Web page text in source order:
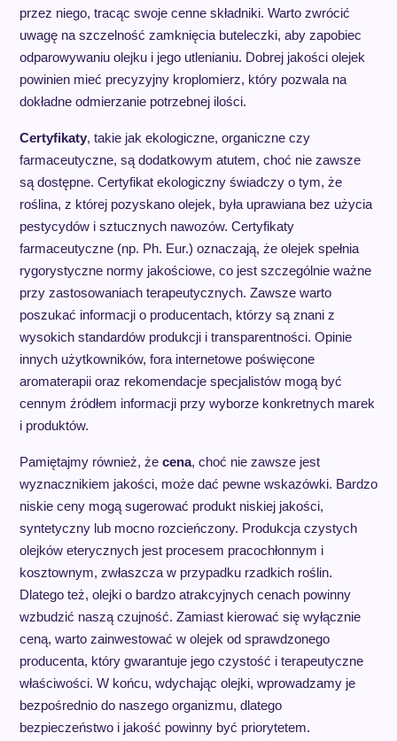
przez niego, tracąc swoje cenne składniki. Warto zwrócić
uwagę na szczelność zamknięcia buteleczki, aby zapobiec
odparowywaniu olejku i jego utlenianiu. Dobrej jakości olejek
powinien mieć precyzyjny kroplomierz, który pozwala na
dokładne odmierzanie potrzebnej ilości.
Certyfikaty, takie jak ekologiczne, organiczne czy
farmaceutyczne, są dodatkowym atutem, choć nie zawsze
są dostępne. Certyfikat ekologiczny świadczy o tym, że
roślina, z której pozyskano olejek, była uprawiana bez użycia
pestycydów i sztucznych nawozów. Certyfikaty
farmaceutyczne (np. Ph. Eur.) oznaczają, że olejek spełnia
rygorystyczne normy jakościowe, co jest szczególnie ważne
przy zastosowaniach terapeutycznych. Zawsze warto
poszukać informacji o producentach, którzy są znani z
wysokich standardów produkcji i transparentności. Opinie
innych użytkowników, fora internetowe poświęcone
aromaterapii oraz rekomendacje specjalistów mogą być
cennym źródłem informacji przy wyborze konkretnych marek
i produktów.
Pamiętajmy również, że cena, choć nie zawsze jest
wyznacznikiem jakości, może dać pewne wskazówki. Bardzo
niskie ceny mogą sugerować produkt niskiej jakości,
syntetyczny lub mocno rozcieńczony. Produkcja czystych
olejków eterycznych jest procesem pracochłonnym i
kosztownym, zwłaszcza w przypadku rzadkich roślin.
Dlatego też, olejki o bardzo atrakcyjnych cenach powinny
wzbudzić naszą czujność. Zamiast kierować się wyłącznie
ceną, warto zainwestować w olejek od sprawdzonego
producenta, który gwarantuje jego czystość i terapeutyczne
właściwości. W końcu, wdychając olejki, wprowadzamy je
bezpośrednio do naszego organizmu, dlatego
bezpieczeństwo i jakość powinny być priorytetem.